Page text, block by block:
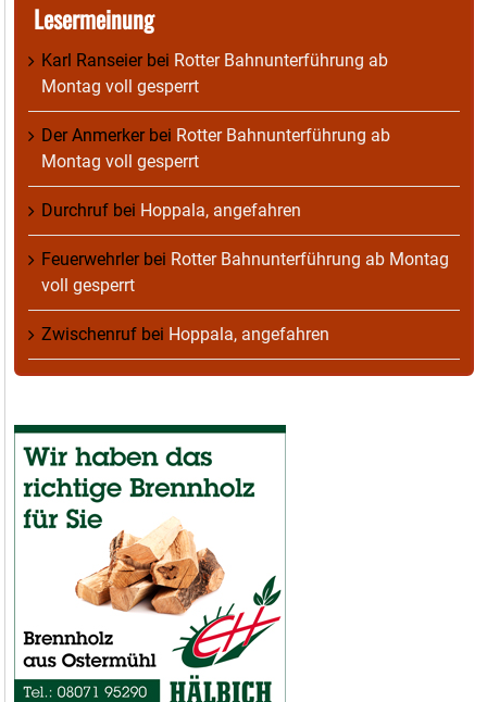
Lesermeinung
Karl Ranseierbei Rotter Bahnunterführung ab
Montag voll gesperrt
Der Anmerkerbei Rotter Bahnunterführung ab
Montag voll gesperrt
Durchruf bei Hoppala, angefahren
Feuerwehrlerbei Rotter Bahnunterführung ab Montag
voll gesperrt
Zwischenruf bei Hoppala, angefahren